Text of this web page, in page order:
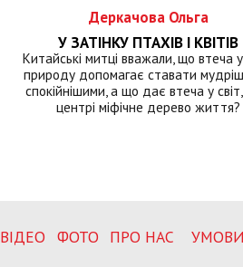
Деркачова Ольга
У ЗАТІНКУ ПТАХІВ І КВІТІВ
Китайські митці вважали, що втеча
природу допомагає ставати
спокійнішими, а що дає втеча у
центрі міфічне дерево життя?
ВІДЕО ФОТО ПРО НАС